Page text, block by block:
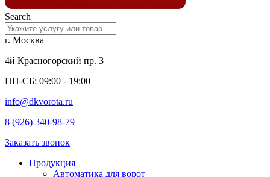
Search
г. Москва
4й Красногорский пр. 3
ПН-СБ: 09:00 - 19:00
info@dkvorota.ru
8 (926) 340-98-79
Заказать звонок
Продукция
Автоматика для ворот